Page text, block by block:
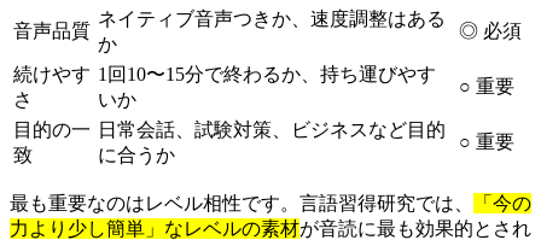
音声品質
ネイティブ音声つきか、速度調整はある
か
◎ 必須
続けやす
さ
1回10〜15分で終わるか、持ち運びやす
いか
○ 重要
目的の一
致
日常会話、試験対策、ビジネスなど目的
に合うか
○ 重要
最も重要なのはレベル相性です。言語習得研究では、
「今の
力より少し簡単」なレベルの素材が音読に最も効果的とされ